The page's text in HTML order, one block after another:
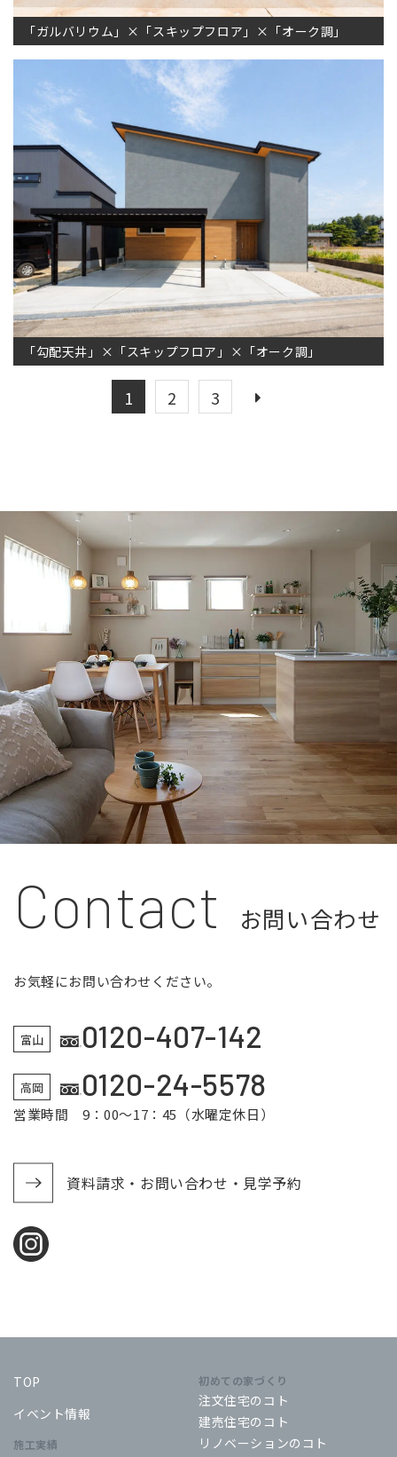
「ガルバリウム」×「スキップフロア」×「オーク調」
「勾配天井」×「スキップフロア」×「オーク調」
1 2 3
Contact お問い合わせ
お気軽にお問い合わせください。
富山 0120-407-142
高岡 0120-24-5578
営業時間 9：00～17：45（水曜定休日）
資料請求・お問い合わせ・見学予約
TOP
イベント情報
施工実績
初めての家づくり
注文住宅のコト
建売住宅のコト
リノベーションのコト